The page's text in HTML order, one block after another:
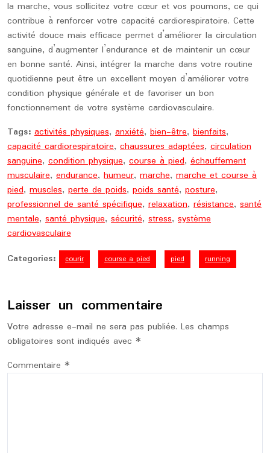
la marche, vous sollicitez votre cœur et vos poumons, ce qui
contribue à renforcer votre capacité cardiorespiratoire. Cette
activité douce mais efficace permet d’améliorer la circulation
sanguine, d’augmenter l’endurance et de maintenir un cœur
en bonne santé. Ainsi, intégrer la marche dans votre routine
quotidienne peut être un excellent moyen d’améliorer votre
condition physique générale et de favoriser un bon
fonctionnement de votre système cardiovasculaire.
Tags: activités physiques, anxiété, bien-être, bienfaits,
capacité cardiorespiratoire, chaussures adaptées, circulation
sanguine, condition physique, course à pied, échauffement
musculaire, endurance, humeur, marche, marche et course à
pied, muscles, perte de poids, poids santé, posture,
professionnel de santé spécifique, relaxation, résistance, santé
mentale, santé physique, sécurité, stress, système
cardiovasculaire
Categories:
courir course a pied pied running
Laisser un commentaire
Votre adresse e-mail ne sera pas publiée. Les champs
obligatoires sont indiqués avec *
Commentaire *